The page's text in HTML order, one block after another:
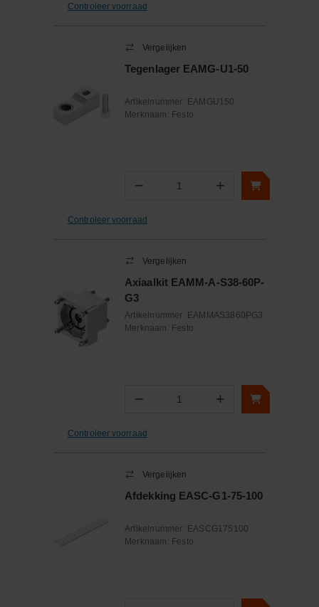
Controleer voorraad
Vergelijken
Tegenlager EAMG-U1-50
Artikelnummer: EAMGU150
Merknaam: Festo
− Aantal +
Controleer voorraad
Vergelijken
Axiaalkit EAMM-A-S38-60P-
G3
Artikelnummer: EAMMAS3860PG3
Merknaam: Festo
− Aantal +
Controleer voorraad
Vergelijken
Afdekking EASC-G1-75-100
Artikelnummer: EASCG175100
Merknaam: Festo